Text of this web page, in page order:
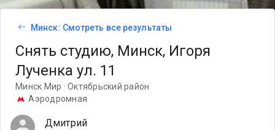
Минск: Смотреть все результаты
Снять студию, Минск, Игоря
Лученка ул. 11
Минск Мир · Октябрьский район
Аэродромная
Дмитрий